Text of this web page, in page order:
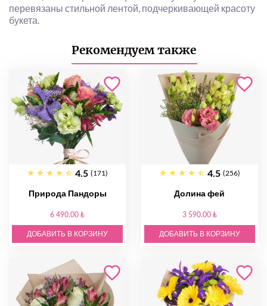
перевязаны стильной лентой, подчеркивающей красоту
букета.
Рекомендуем также
4.5 (171)
Природа Пандоры
6 490.00 ₺
ДОБАВИТЬ В КОРЗИНУ
4.5 (256)
Долина фей
3 590.00 ₺
ДОБАВИТЬ В КОРЗИНУ